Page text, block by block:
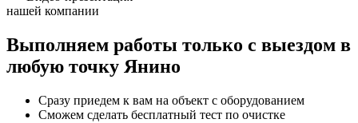
нашей компании
Выполняем работы только с выездом в
любую точку Янино
Сразу приедем к вам на объект с оборудованием
Сможем сделать бесплатный тест по очистке